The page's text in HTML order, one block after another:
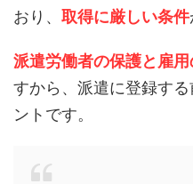
おり、 取得に厳しい条件
派遣労働者の保護と雇
すから、派遣に登録す
ントです。